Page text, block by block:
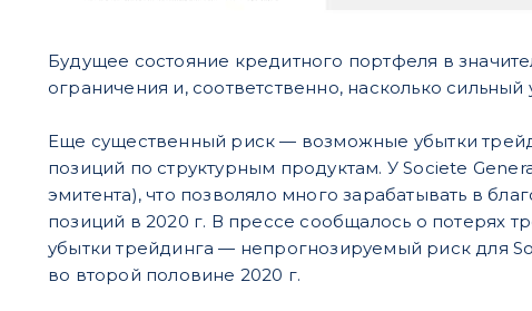
Будущее состояние кредитного портфеля в
ограничения и, соответственно, насколько
Еще существенный риск — возможные убытки
позиций по структурным продуктам. У Societe
эмитента), что позволяло много зарабатывать в
позиций в 2020 г. В прессе сообщалось о потерях
убытки трейдинга — непрогнозируемый риск для
во второй половине 2020 г.